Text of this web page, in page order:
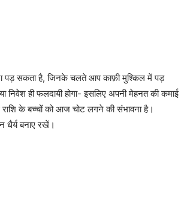
पड़ सकता है, जिनके चलते आप काफ़ी मुश्किल में पड़
ही फलदायी होगा- इसलिए अपनी मेहनत की कमाई
के बच्चों को आज चोट लगने की संभावना है।
धैर्य बनाए रखें।